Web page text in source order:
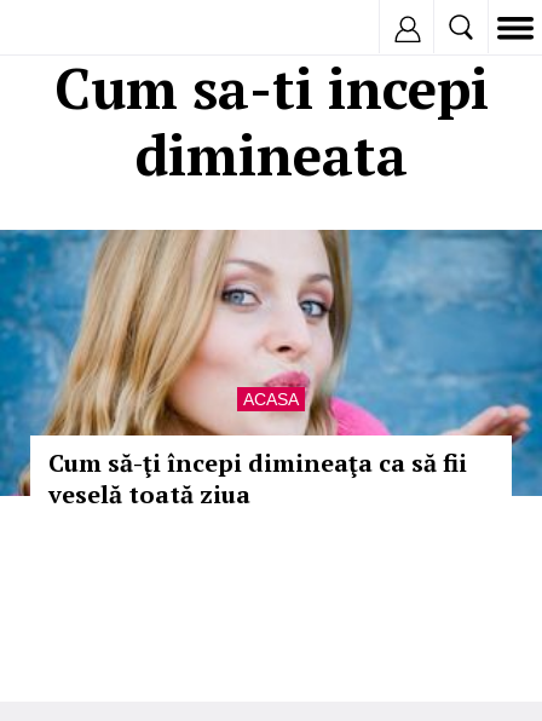
Cum sa-ti incepi
dimineata
ACASA
Cum să-ţi începi dimineaţa ca să fii
veselă toată ziua